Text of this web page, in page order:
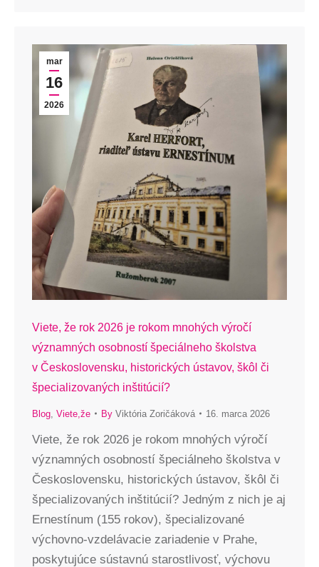
mar
16
2026
Viete, že rok 2026 je rokom mnohých výročí
významných osobností špeciálneho školstva
v Československu, historických ústavov, škôl či
špecializovaných inštitúcií?
Blog Viete,že By Viktória Zoričáková 16. marca 2026
Viete, že rok 2026 je rokom mnohých výročí
významných osobností špeciálneho školstva v
Československu, historických ústavov, škôl či
špecializovaných inštitúcií? Jedným z nich je aj
Ernestínum (155 rokov), špecializované
výchovno-vzdelávacie zariadenie v Prahe,
poskytujúce sústavnú starostlivosť, výchovu